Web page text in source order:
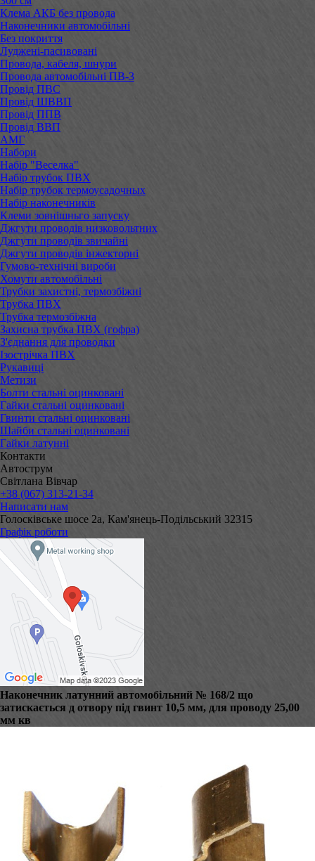
Клема АКБ без провода
Наконечники автомобільні
Без покриття
Луджені-пасивовані
Провода, кабеля, шнури
Провода автомобільні ПВ-3
Провід ПВС
Провід ШВВП
Провід ППВ
Провід ВВП
АМГ
Набори
Набір "Веселка"
Набір трубок ПВХ
Набір трубок термоусадочных
Набір наконечників
Клеми зовнішньго запуску
Джгути проводів низковольтних
Джгути проводів звичайні
Джгути проводів інжекторні
Гумово-технічні вироби
Хомути автомобільні
Трубки захистні, термозбіжні
Трубка ПВХ
Трубка термозбіжна
Захисна трубка ПВХ (гофра)
З'єднання для проводки
Ізострічка ПВХ
Рукавиці
Метизи
Болти стальні оцинковані
Гайки стальні оцинковані
Гвинти стальні оцинковані
Шайби стальні оцинковані
Гайки латунні
Контакти
Автострум
Світлана Вівчар
+38 (067) 313-21-34
Написати нам
Голосківське шосе 2а, Кам'янець-Подільський 32315
Графік роботи
Наконечник латунний автомобільний № 168/2 що
затискається д отвору під гвинт 10,5 мм, для проводу 25,00
мм кв